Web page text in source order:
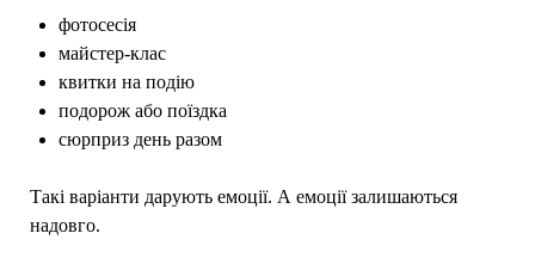
фотосесія
майстер-клас
квитки на подію
подорож або поїздка
сюрприз день разом
Такі варіанти дарують емоції. А емоції залишаються
надовго.